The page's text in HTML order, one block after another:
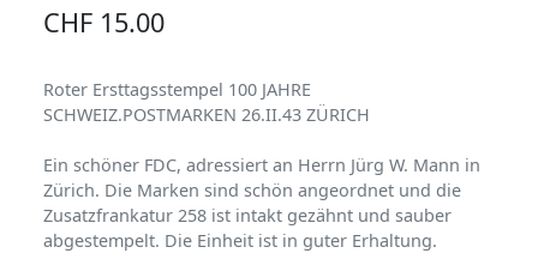
CHF 15.00
Roter Ersttagsstempel 100 JAHRE
SCHWEIZ.POSTMARKEN 26.II.43 ZÜRICH
Ein schöner FDC, adressiert an Herrn Jürg W. Mann in
Zürich. Die Marken sind schön angeordnet und die
Zusatzfrankatur 258 ist intakt gezähnt und sauber
abgestempelt. Die Einheit ist in guter Erhaltung.